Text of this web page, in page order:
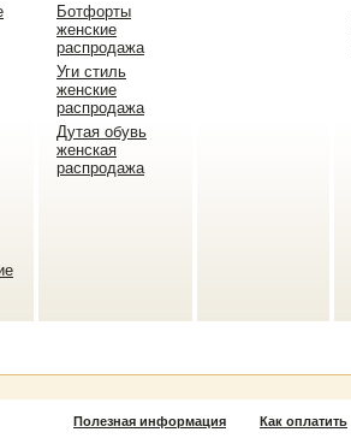
Ботфорты
женские
распродажа
Уги стиль
женские
распродажа
Дутая обувь
женская
распродажа
Полезная информация Как оплатить